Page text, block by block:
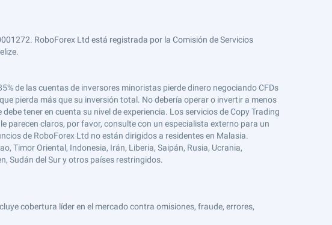
RoboForex Ltd está registrada por la Comisión de Servicios
de las cuentas de inversores minoristas pierde dinero negociando CFDs
pierda más que su inversión total. No debería operar o invertir a menos
tener en cuenta su nivel de experiencia. Los servicios de Copy Trading
parecen claros, por favor, consulte con un especialista externo para un
de RoboForex Ltd no están dirigidos a residentes en Malasia.
Timor Oriental, Indonesia, Irán, Liberia, Saipán, Rusia, Ucrania,
Sudán del Sur y otros países restringidos.
cobertura líder en el mercado contra omisiones, fraude, errores,